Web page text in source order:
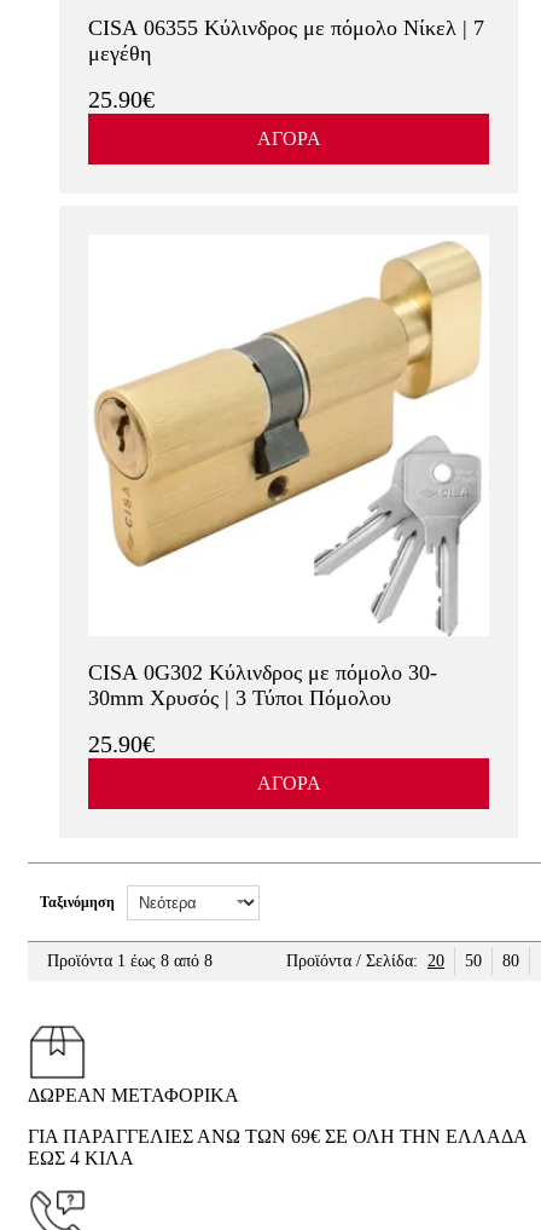
CISA 06355 Κύλινδρος με πόμολο Νίκελ | 7
μεγέθη
25.90€
ΑΓΟΡΑ
CISA 0G302 Κύλινδρος με πόμολο 30-
30mm Χρυσός | 3 Τύποι Πόμολου
25.90€
ΑΓΟΡΑ
Ταξινόμηση
Προϊόντα 1 έως 8 από 8 Προϊόντα / Σελίδα: 20 50 80
ΔΩΡΕΑΝ ΜΕΤΑΦΟΡΙΚΑ
ΓΙΑ ΠΑΡΑΓΓΕΛΙΕΣ ΑΝΩ ΤΩΝ 69€ ΣΕ ΟΛΗ ΤΗΝ ΕΛΛΑΔΑ
ΕΩΣ 4 ΚΙΛΑ